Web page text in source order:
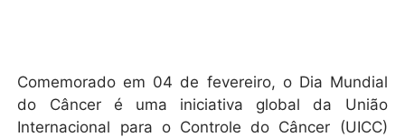
Comemorado em 04 de fevereiro, o Dia Mundial
do Câncer é uma iniciativa global da União
Internacional para o Controle do Câncer (UICC)